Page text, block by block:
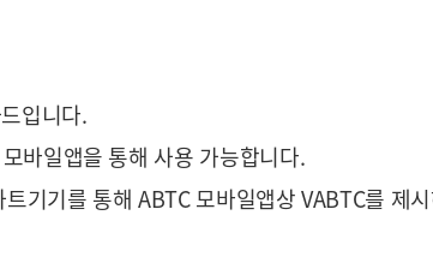
입니다.
바일앱을 통해 사용 가능합니다.
기기를 통해 ABTC 모바일앱상 VABTC를 제